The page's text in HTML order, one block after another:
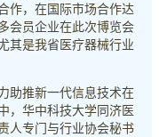
作，在国际市场合作达
会员企业在此次博览会
其是我省医疗器械行业
助推新一代信息技术在
，华中科技大学同济医
人专门与行业协会秘书